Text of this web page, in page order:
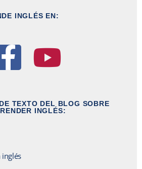
INGLÉS EN:
TEXTO DEL BLOG SOBRE
INGLÉS:
inglés